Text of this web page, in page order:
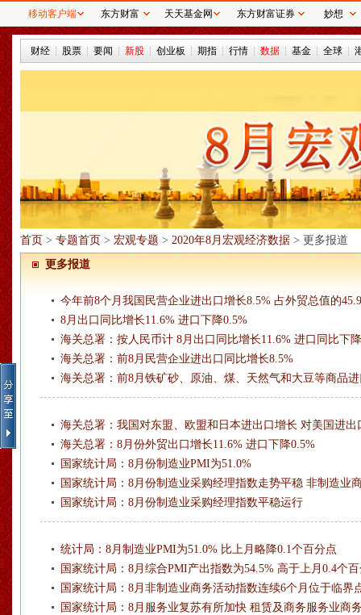
财经 股票 要闻 新股 创业板 期指 行情 数据 基金 全球
首页 > 专题首页 > 宏观专题 > 2020年8月宏观经济数据 > 更多报道
更多报道
今年前8个月我国民营企业进出口增长8.5% 占外贸总值的
8月出口同比增长11.6% 进口下降0.5%
海关总署：按人民币计 8月出口同比增长11.6% 进口同比下
海关总署：前8月民营企业进出口同比增长8.5%
海关总署：前8月铁矿砂、原油、煤、天然气和大豆等商品
海关总署：我国对东盟、欧盟和日本进出口增长 对美国进出
海关总署：8月份外贸出口增长11.6% 进口下降0.5%
国家统计局：8月份制造业PMI为51.0%
国家统计局：8月份制造业采购经理指数走势平稳 非制造业
国家统计局：8月份制造业采购经理指数平稳运行
统计局：8月制造业PMI为51.0% 比上月略降0.1个百分点
国家统计局：8月综合PMI产出指数为54.5% 高于上月0.4个
国家统计局：8月非制造业商务活动指数连续6个月位于临界
国家统计局：8月服务业复苏有所加快 租赁及商务服务业商
移动客户端 东方财富 天天基金网 东方财富证券 妙想